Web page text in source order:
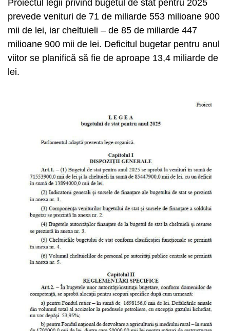
Proiectul legii privind bugetul de stat pentru 2025
prevede venituri de 71 de miliarde 553 milioane 900
mii de lei, iar cheltuieli – de 85 de miliarde 447
milioane 900 mii de lei. Deficitul bugetar pentru anul
viitor se planifică să fie de aproape 13,4 miliarde de
lei.